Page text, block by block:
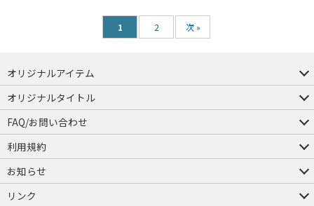
1 2 次 »
オリジナルアイテム
つままれ
つかまれ
ピョコッテ
オリジナルタイトル
アイテムヤ
ミスカトニック大學購買部
FAQ/お問い合わせ
FAQ
お問い合わせ
利用規約
会員規約・ポイント規約
特定商取引法に関する表示
プライバシーポリシー
お知らせ
店舗情報
採用情報
発売日変更のお知らせ
販売代理店・取扱店募集
海外のご案内（English）
リンク